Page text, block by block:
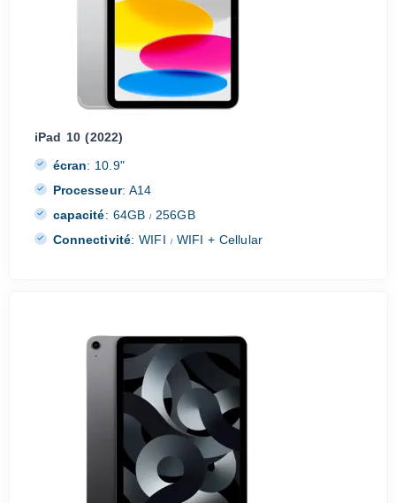
iPad 10 (2022)
écran: 10.9"
Processeur: A14
capacité: 64GB/ 256GB
Connectivité: WIFI /WIFI + Cellular